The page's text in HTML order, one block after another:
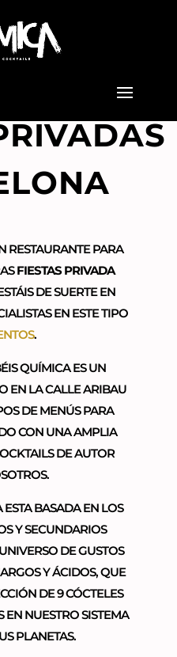
RESTAURANTE PARA
FIESTAS PRIVADA
DE SUERTE EN
EN ESTE TIPO
.
QUÍMICA ES UN
EN LA CALLE ARIBAU
DE MENÚS PARA
CON UNA AMPLIA
DE AUTOR
BASADA EN LOS
Y SECUNDARIOS
DE GUSTOS
Y ÁCIDOS, QUE
DE 9 CÓCTELES
EN NUESTRO SISTEMA
PLANETAS.